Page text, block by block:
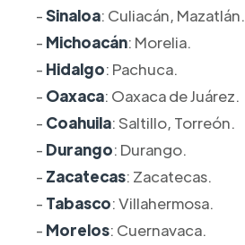
-Sinaloa: Culiacán, Mazatlán.
- Michoacán: Morelia.
- Hidalgo: Pachuca.
- Oaxaca: Oaxaca de Juárez.
- Coahuila: Saltillo, Torreón.
- Durango: Durango.
- Zacatecas: Zacatecas.
- Tabasco: Villahermosa.
- Morelos: Cuernavaca.